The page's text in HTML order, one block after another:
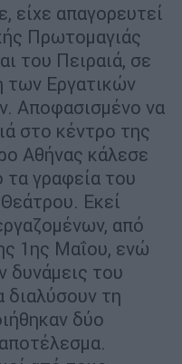
είχε απαγορευτεί
Πρωτομαγιάς
του Πειραιά, σε
των Εργατικών
Αποφασισμένο να
στο κέντρο της
Αθήνας κάλεσε
γραφεία του
Εκεί
από
1ης Μαΐου, ενώ
δυνάμεις του
διαλύσουν τη
δύο